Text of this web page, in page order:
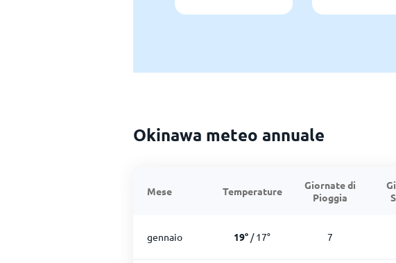
Okinawa meteo annuale
Mese Temperature
Giornate di
Pioggia
gennaio 19° /17° 7